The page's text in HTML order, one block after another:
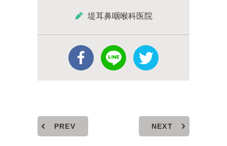
堤耳鼻咽喉科医院
PREV NEXT